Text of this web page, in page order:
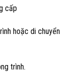
cấp
hoặc di chuyển
trình.